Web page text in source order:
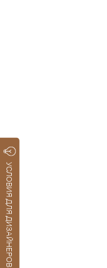
УСЛОВИЯ ДЛЯ ДИЗАЙНЕРОВ